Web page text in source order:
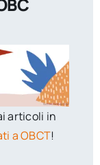
articoli in
a OBCT!